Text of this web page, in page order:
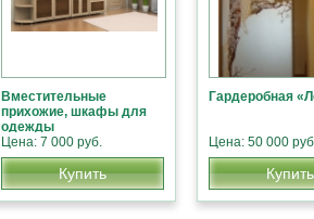
Вместительные
прихожие, шкафы для
одежды
Цена: 7 000 руб.
Купить
Гардеробная
Цена: 50 000
Купить